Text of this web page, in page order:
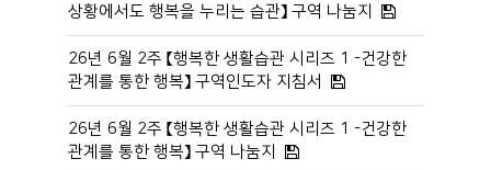
상황에서도 행복을 누리는 습관】 구역 나눔지
26년 6월 2주 【행복한 생활습관 시리즈 1 -건강한
관계를 통한 행복】 구역인도자 지침서
26년 6월 2주 【행복한 생활습관 시리즈 1 -건강한
관계를 통한 행복】 구역 나눔지